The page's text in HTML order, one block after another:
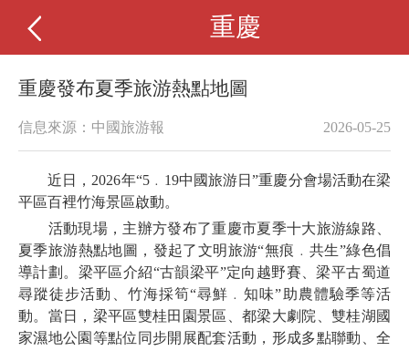
重慶
重慶發布夏季旅游熱點地圖
信息來源：中國旅游報 2026-05-25
近日，2026年“5﹒19中國旅游日”重慶分會場活動在梁
平區百裡竹海景區啟動。
活動現場，主辦方發布了重慶市夏季十大旅游線路、
夏季旅游熱點地圖，發起了文明旅游“無痕﹒共生”綠色倡
導計劃。梁平區介紹“古韻梁平”定向越野賽、梁平古蜀道
尋蹤徒步活動、竹海採筍“尋鮮﹒知味”助農體驗季等活
動。當日，梁平區雙桂田園景區、都梁大劇院、雙桂湖國
家濕地公園等點位同步開展配套活動，形成多點聯動、全